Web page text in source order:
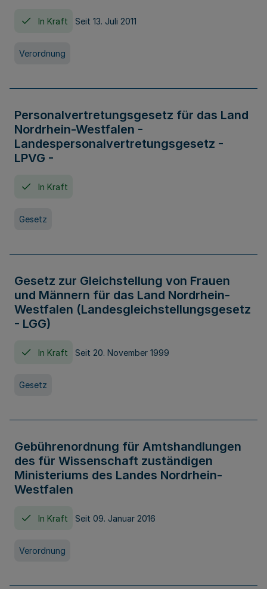
In Kraft Seit 13. Juli 2011
Verordnung
Personalvertretungsgesetz für das Land
Nordrhein-Westfalen -
Landespersonalvertretungsgesetz -
LPVG -
In Kraft
Gesetz
Gesetz zur Gleichstellung von Frauen
und Männern für das Land Nordrhein-
Westfalen (Landesgleichstellungsgesetz
- LGG)
In Kraft Seit 20. November 1999
Gesetz
Gebührenordnung für Amtshandlungen
des für Wissenschaft zuständigen
Ministeriums des Landes Nordrhein-
Westfalen
In Kraft Seit 09. Januar 2016
Verordnung